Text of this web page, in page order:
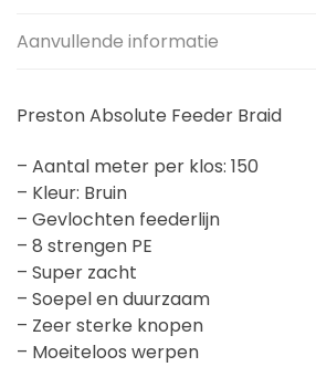
Aanvullende informatie
Preston Absolute Feeder Braid
– Aantal meter per klos: 150
– Kleur: Bruin
– Gevlochten feederlijn
– 8 strengen PE
– Super zacht
– Soepel en duurzaam
– Zeer sterke knopen
– Moeiteloos werpen